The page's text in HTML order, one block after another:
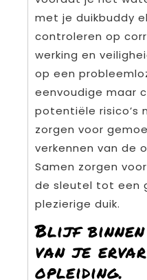
met je duikbuddy
controleren op
werking en
op een
eenvoudige maar
potentiële risico’s
zorgen voor
verkennen van de
Samen zorgen
de sleutel tot een
plezierige duik.
Blijf
van je
opleiding.